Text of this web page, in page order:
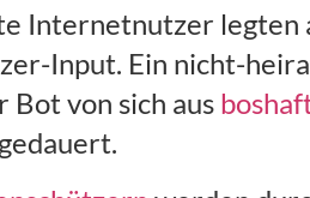
Internetnutzer legten
Input. Ein nicht-
von sich aus